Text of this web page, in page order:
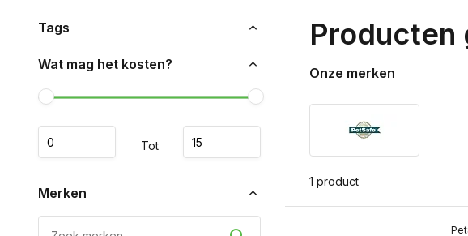
Tags
Wat mag het kosten?
Tot
Merken
Producten
Onze merken
1 product